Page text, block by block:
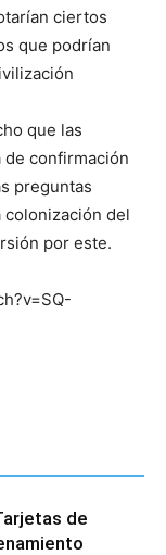
ciertos
que podrían
que las
de confirmación
preguntas
colonización del
por este.
de